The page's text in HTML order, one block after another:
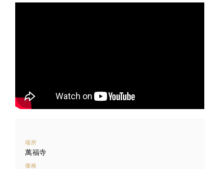
場所
萬福寺
価格